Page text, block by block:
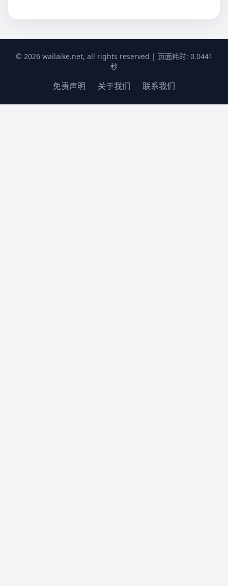
© 2026 wailaike.net, all rights reserved | 页面耗时: 0.0441
秒
免责声明 关于我们 联系我们